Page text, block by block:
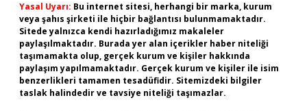
Yasal Uyarı: Bu internet sitesi, herhangi bir marka, kurum
veya şahıs şirketi ile hiçbir bağlantısı bulunmamaktadır.
Sitede yalnızca kendi hazırladığımız makaleler
paylaşılmaktadır. Burada yer alan içerikler haber niteliği
taşımamakta olup, gerçek kurum ve kişiler hakkında
paylaşım yapılmamaktadır. Gerçek kurum ve kişiler ile isim
benzerlikleri tamamen tesadüfidir. Sitemizdeki bilgiler
taslak halindedir ve tavsiye niteliği taşımazlar.